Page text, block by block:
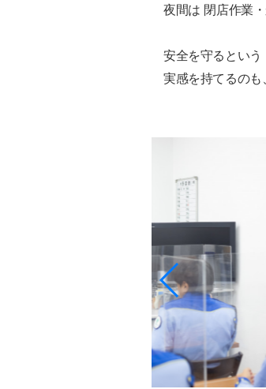
夜間は 閉店作業
安全を守るという
実感を持てるのも